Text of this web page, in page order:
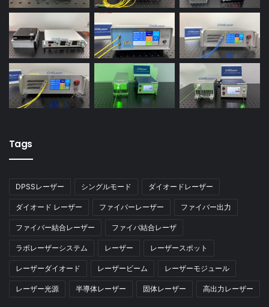
Tags
DPSSレーザー シングルモード ダイオードレーザー
ダイオード レーザー ファイバーレーザー ファイバー出力
ファイバー結合レーザー ファイバ結合レーザ
ラボレーザーシステム レーザー レーザースポット
レーザーダイオード レーザービーム レーザーモジュール
レーザー光源 半導体レーザー 固体レーザー 高出力レーザー